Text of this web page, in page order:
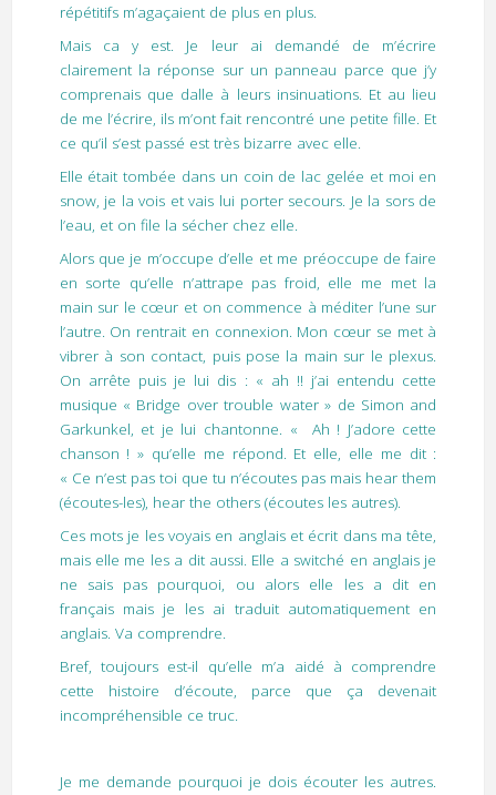
répétitifs m’agaçaient de plus en plus.
Mais ca y est. Je leur ai demandé de m’écrire
clairement la réponse sur un panneau parce que j’y
comprenais que dalle à leurs insinuations. Et au lieu
de me l’écrire, ils m’ont fait rencontré une petite fille. Et
ce qu’il s’est passé est très bizarre avec elle.
Elle était tombée dans un coin de lac gelée et moi en
snow, je la vois et vais lui porter secours. Je la sors de
l’eau, et on file la sécher chez elle.
Alors que je m’occupe d’elle et me préoccupe de faire
en sorte qu’elle n’attrape pas froid, elle me met la
main sur le cœur et on commence à méditer l’une sur
l’autre. On rentrait en connexion. Mon cœur se met à
vibrer à son contact, puis pose la main sur le plexus.
On arrête puis je lui dis : « ah !! j’ai entendu cette
musique « Bridge over trouble water » de Simon and
Garkunkel, et je lui chantonne. « Ah ! J’adore cette
chanson ! » qu’elle me répond. Et elle, elle me dit :
« Ce n’est pas toi que tu n’écoutes pas mais hear them
(écoutes-les), hear the others (écoutes les autres).
Ces mots je les voyais en anglais et écrit dans ma tête,
mais elle me les a dit aussi. Elle a switché en anglais je
ne sais pas pourquoi, ou alors elle les a dit en
français mais je les ai traduit automatiquement en
anglais. Va comprendre.
Bref, toujours est-il qu’elle m’a aidé à comprendre
cette histoire d’écoute, parce que ça devenait
incompréhensible ce truc.
Je me demande pourquoi je dois écouter les autres.